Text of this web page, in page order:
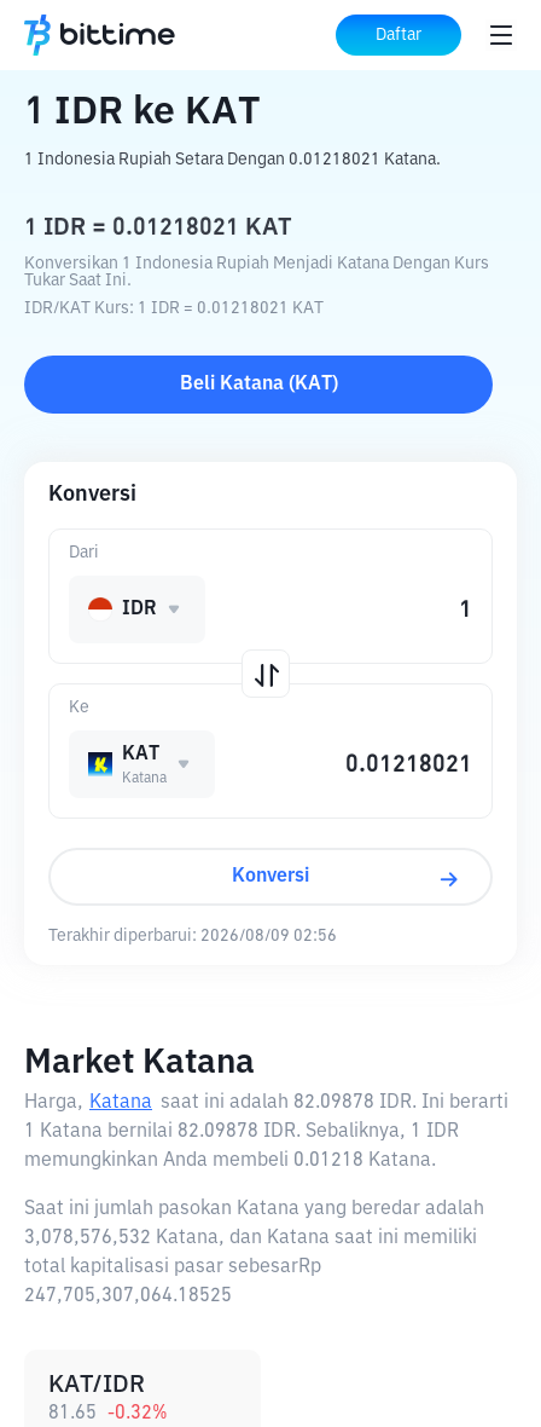
Daftar
Beranda Konverter Kripto ke KAT
1 IDR ke KAT
1 Indonesia Rupiah Setara Dengan 0.01218021 Katana.
1 IDR = 0.01218021 KAT
Konversikan 1 Indonesia Rupiah Menjadi Katana Dengan Kurs
Tukar Saat Ini.
IDR/KAT Kurs: 1 IDR = 0.01218021 KAT
Beli Katana( KAT )
Konversi
Ke
KAT
Katana
Dari
IDR
Konversi
Terakhir diperbarui: 2026/08/09 02:56
Market Katana
Harga, Katana saat ini adalah 82.09878 IDR. Ini berarti
1 Katana bernilai 82.09878 IDR. Sebaliknya, 1 IDR
memungkinkan Anda membeli 0.01218 Katana.
Saat ini jumlah pasokan Katana yang beredar adalah
3,078,576,532 Katana, dan Katana saat ini memiliki
total kapitalisasi pasar sebesarRp
247,705,307,064.18525
KAT/IDR
81.65 -0.32%